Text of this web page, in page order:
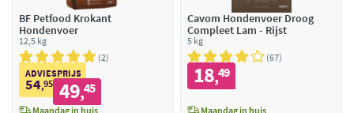
BF Petfood Krokant
Hondenvoer
12,5 kg
2
ADVIESPRIJS
54,95 49,45
Maandag in huis
Cavom Hondenvoer Droog
Compleet Lam - Rijst
5 kg
67
18,49
Maandag in huis